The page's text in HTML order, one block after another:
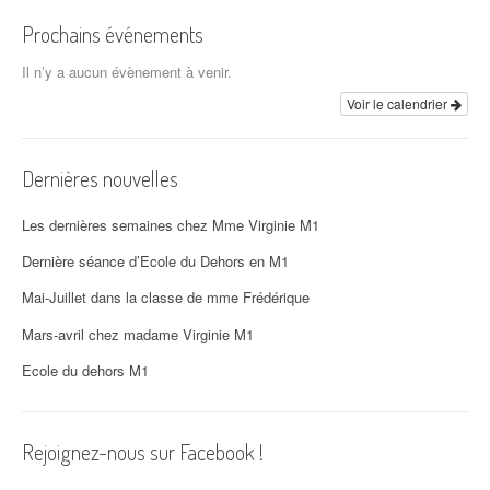
Prochains événements
Il n’y a aucun évènement à venir.
Voir le calendrier
Dernières nouvelles
Les dernières semaines chez Mme Virginie M1
Dernière séance d’Ecole du Dehors en M1
Mai-Juillet dans la classe de mme Frédérique
Mars-avril chez madame Virginie M1
Ecole du dehors M1
Rejoignez-nous sur Facebook !